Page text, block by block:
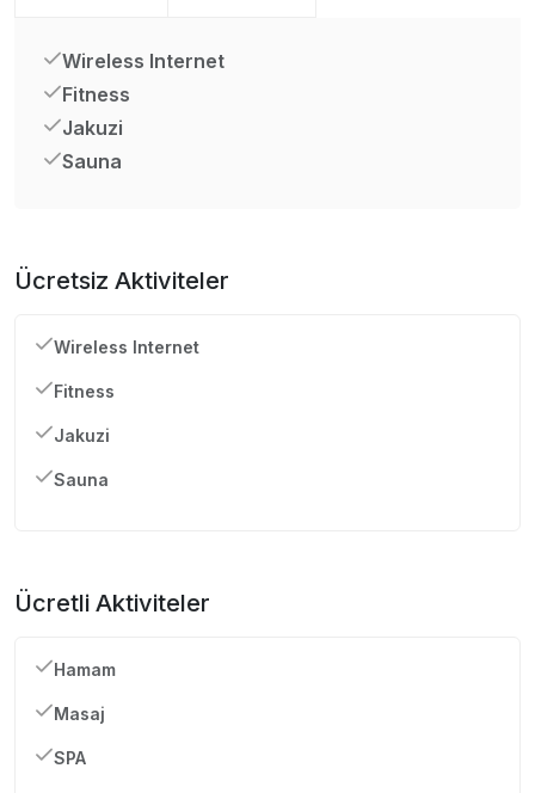
Wireless Internet
Fitness
Jakuzi
Sauna
Ücretsiz Aktiviteler
Wireless Internet
Fitness
Jakuzi
Sauna
Ücretli Aktiviteler
Hamam
Masaj
SPA